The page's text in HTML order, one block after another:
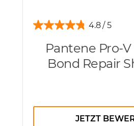
4.8
Pantene Pro-
Bond Repair
JETZT